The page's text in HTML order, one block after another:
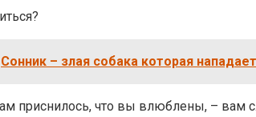
Сонник – злая собака которая нападает
приснилось, что вы влюблены, – вам